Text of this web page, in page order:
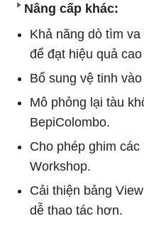
Nâng cấp khác:
Khả năng dò tìm
để đạt hiệu quả
Bổ sung vệ tinh
Mô phỏng lại tàu
BepiColombo.
Cho phép ghim
Workshop.
Cải thiện bảng
dễ thao tác hơn.